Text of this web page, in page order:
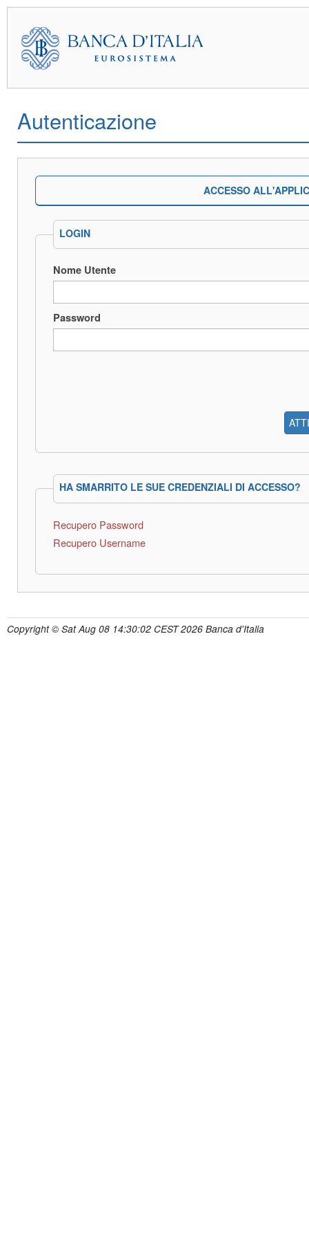
Autenticazione
ACCESSO
LOGIN
Nome Utente
Password
HA SMARRITO LE SUE CREDENZIALI DI ACCESSO?
Recupero Password
Recupero Username
Copyright © Sat Aug 08 14:30:02 CEST 2026 Banca d'Italia